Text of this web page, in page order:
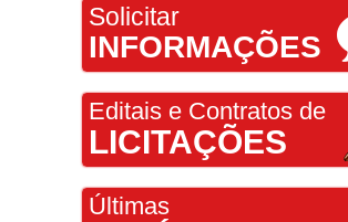
Solicitar
INFORMAÇÕES
Editais e Contratos de
LICITAÇÕES
Últimas